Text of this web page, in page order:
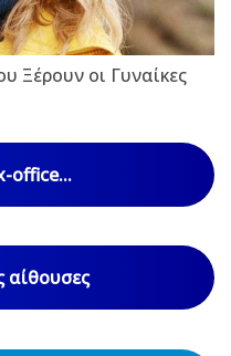
Ξέρουν οι Γυναίκες
office...
αίθουσες